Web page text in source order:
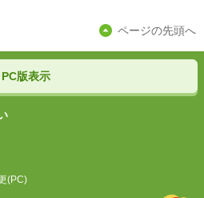
ページの先頭へ
PC版表示
(PC)